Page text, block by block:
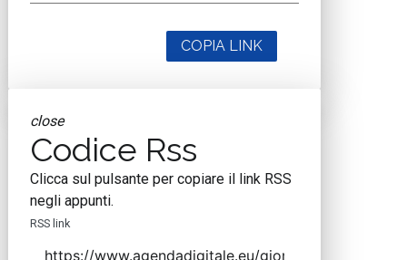
COPIA LINK
close
Codice Rss
Clicca sul pulsante per copiare il link RSS
negli appunti.
RSS link